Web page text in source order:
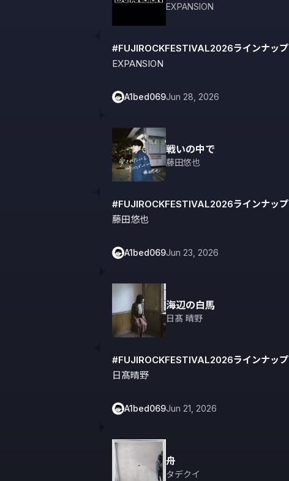
EXPANSION
#FUJIROCKFESTIVAL2026ラインナップ
EXPANSION
A1bed069Jun 28, 2026
戦いの中で
藤田悠也
#FUJIROCKFESTIVAL2026ラインナップ
藤田悠也
A1bed069Jun 23, 2026
海辺の白馬
日髙 晴野
#FUJIROCKFESTIVAL2026ラインナップ
日髙晴野
A1bed069Jun 21, 2026
舟
タデクイ